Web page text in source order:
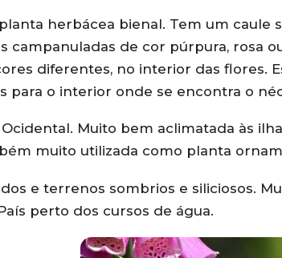
herbácea bienal. Tem um caule
campanuladas de cor púrpura, rosa
diferentes, no interior das flores.
para o interior onde se encontra o
Ocidental. Muito bem aclimatada às
muito utilizada como planta
e terrenos sombrios e siliciosos.
perto dos cursos de água.